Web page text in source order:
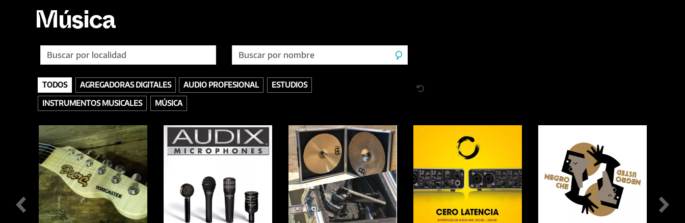
Música
TODOS AGREGADORAS DIGITALES AUDIO PROFESIONAL
ESTUDIOS
INSTRUMENTOS MUSICALES
MÚSICA
INTERFACES MEZCLA BAJOS MEZCLADORES OTROS BATERÍAS MICRÓFONOS / INALÁMBRICOS EFECTOS MONITORES / PARLANTES GUITARRAS ELÉCTRICAS
INSTRUMENTOS DE PERCUSIÓN PIANOS TECLADOS / SINTETIZADORES / CONTROLADORES VIENTOS AUDIO PROFESIONAL INSTRUMENTOS MUSICALES